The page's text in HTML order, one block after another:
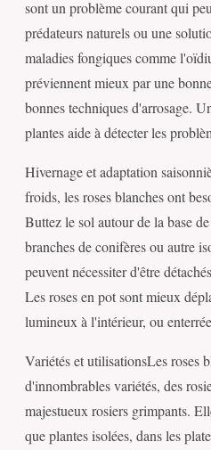
sont un problème courant qui
prédateurs naturels ou une
maladies fongiques comme
préviennent mieux par une
bonnes techniques d'arrosage.
plantes aide à détecter les
Hivernage et adaptation
froids, les roses blanches ont
Buttez le sol autour de la base
branches de conifères ou autre
peuvent nécessiter d'être
Les roses en pot sont mieux
lumineux à l'intérieur, ou
Variétés et utilisationsLes roses
d'innombrables variétés, des
majestueux rosiers grimpants.
que plantes isolées, dans les